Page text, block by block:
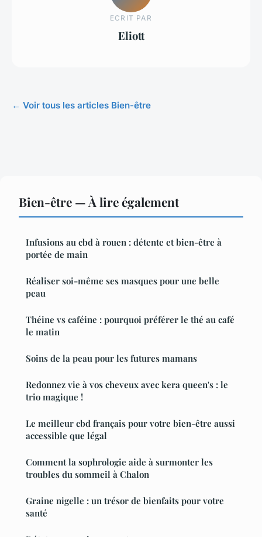
ECRIT PAR
Eliott
← Voir tous les articles Bien-être
Bien-être — À lire également
Infusions au cbd à rouen : détente et bien-être à
portée de main
Réaliser soi-même ses masques pour une belle
peau
Théine vs caféine : pourquoi préférer le thé au café
le matin
Soins de la peau pour les futures mamans
Redonnez vie à vos cheveux avec kera queen's : le
trio magique !
Le meilleur cbd français pour votre bien-être aussi
accessible que légal
Comment la sophrologie aide à surmonter les
troubles du sommeil à Chalon
Graine nigelle : un trésor de bienfaits pour votre
santé